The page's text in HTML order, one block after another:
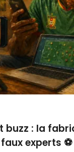
buzz : la
experts